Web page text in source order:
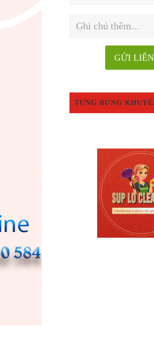
TƯNG BỪNG